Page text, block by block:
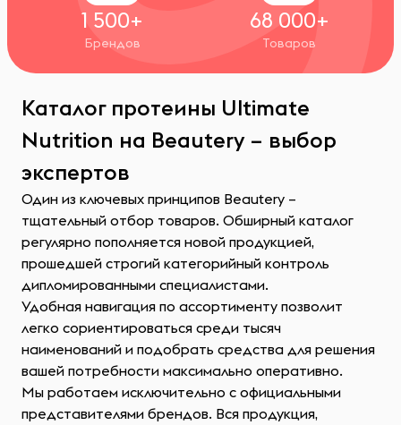
1 500+
Брендов
68 000+
Товаров
Каталог протеины Ultimate
Nutrition на Beautery – выбор
экспертов
Один из ключевых принципов Beautery –
тщательный отбор товаров. Обширный каталог
регулярно пополняется новой продукцией,
прошедшей строгий категорийный контроль
дипломированными специалистами.
Удобная навигация по ассортименту позволит
легко сориентироваться среди тысяч
наименований и подобрать средства для решения
вашей потребности максимально оперативно.
Мы работаем исключительно с официальными
представителями брендов. Вся продукция,